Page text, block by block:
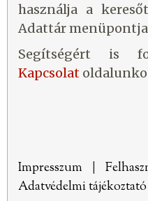
használja a
Adattár
Segítségért is
Kapcsolat
Impresszum
Adatvédelmi tájékoztató